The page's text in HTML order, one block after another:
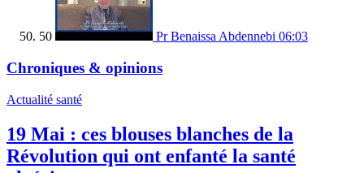
50 Pr Benaissa Abdennebi 06:03
Chroniques & opinions
Actualité santé
19 Mai : ces blouses blanches de la
Révolution qui ont enfanté la santé